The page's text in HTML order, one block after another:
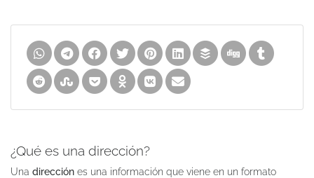
¿Qué es una dirección?
Una dirección es una información que viene en un formato